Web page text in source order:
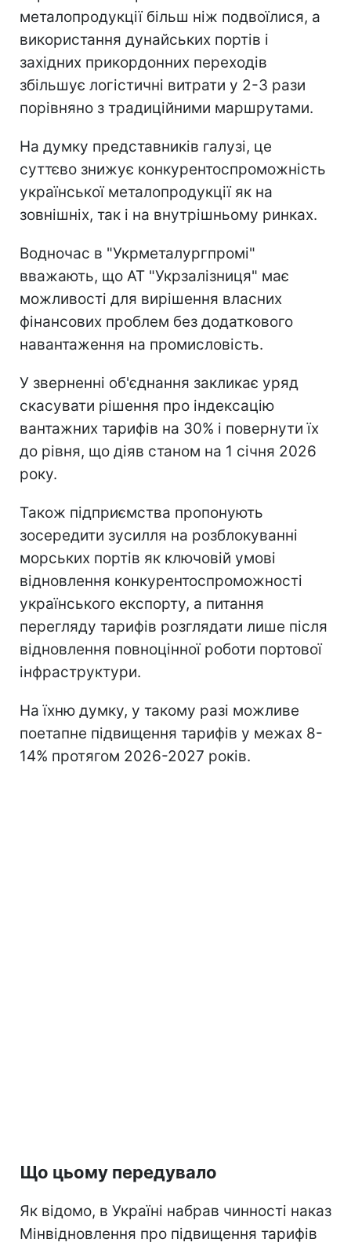
металопродукції більш ніж подвоїлися, а
використання дунайських портів і
західних прикордонних переходів
збільшує логістичні витрати у 2-3 рази
порівняно з традиційними маршрутами.
На думку представників галузі, це
суттєво знижує конкурентоспроможність
української металопродукції як на
зовнішніх, так і на внутрішньому ринках.
Водночас в "Укрметалургпромі"
вважають, що АТ "Укрзалізниця" має
можливості для вирішення власних
фінансових проблем без додаткового
навантаження на промисловість.
У зверненні об'єднання закликає уряд
скасувати рішення про індексацію
вантажних тарифів на 30% і повернути їх
до рівня, що діяв станом на 1 січня 2026
року.
Також підприємства пропонують
зосередити зусилля на розблокуванні
морських портів як ключовій умові
відновлення конкурентоспроможності
українського експорту, а питання
перегляду тарифів розглядати лише після
відновлення повноцінної роботи портової
інфраструктури.
На їхню думку, у такому разі можливе
поетапне підвищення тарифів у межах 8-
14% протягом 2026-2027 років.
Що цьому передувало
Як відомо, в Україні набрав чинності наказ
Мінвідновлення про підвищення тарифів